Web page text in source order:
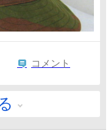
コメント